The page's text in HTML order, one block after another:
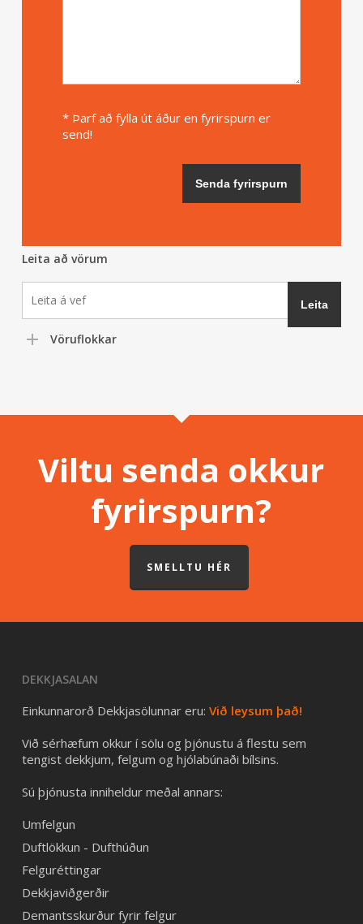
* Þarf að fylla út áður en fyrirspurn er
send!
Leita að vörum
Vöruflokkar
Viltu senda okkur
fyrirspurn?
SMELLTU HÉR
DEKKJASALAN
Einkunnarorð Dekkjasölunnar eru: Við leysum það!
Við sérhæfum okkur í sölu og þjónustu á flestu sem
tengist dekkjum, felgum og hjólabúnaði bílsins.
Sú þjónusta inniheldur meðal annars:
Umfelgun
Duftlökkun - Dufthúðun
Felguréttingar
Dekkjaviðgerðir
Demantsskurður fyrir felgur